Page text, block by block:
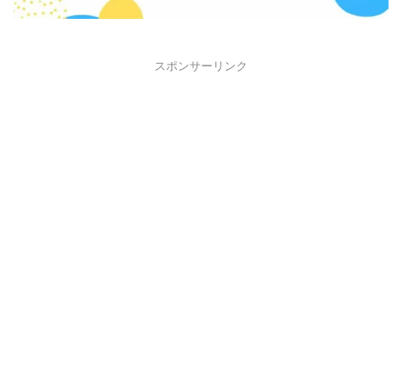
スポンサーリンク